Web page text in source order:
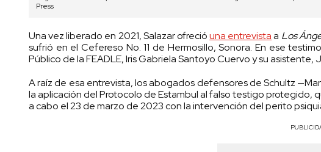
Press
Una vez liberado en 2021, Salazar ofrecióuna entrevistaa Los
sufrió en el Cefereso No. 11 de Hermosillo, Sonora. En ese
Público de la FEADLE, Iris Gabriela Santoyo Cuervo y su
A raíz de esa entrevista, los abogados defensores de Schultz
la aplicación del Protocolo de Estambul al falso testigo protegido,
a cabo el 23 de marzo de 2023 con la intervención del perito